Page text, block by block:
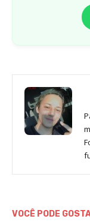
VOCÊ PODE